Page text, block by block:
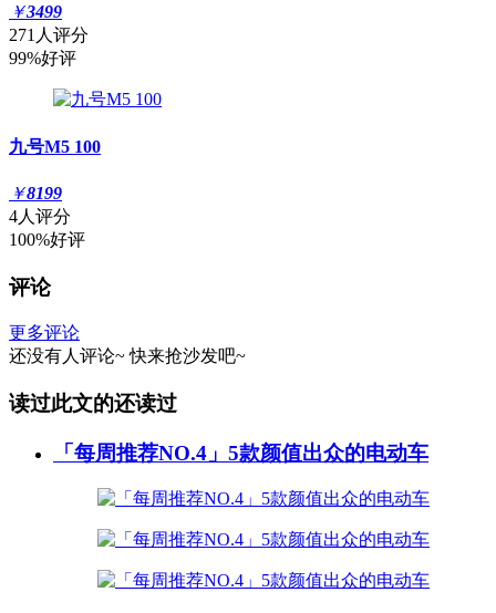
￥3499
271人评分
99%好评
九号M5 100
￥8199
4人评分
100%好评
评论
更多评论
还没有人评论~ 快来抢沙发吧~
读过此文的还读过
「每周推荐NO.4」5款颜值出众的电动车